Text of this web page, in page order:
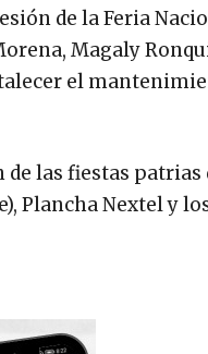
de la Feria
Magaly
el
las fiestas patrias
Plancha Nextel y